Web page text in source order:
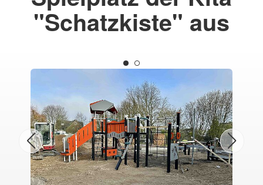
"Schatzkiste" aus